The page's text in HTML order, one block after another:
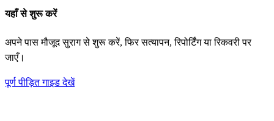
यहाँ से शुरू करें
अपने पास मौजूद सुराग से शुरू करें, फिर सत्यापन, रिपोर्टिंग या रिकवरी पर
जाएँ।
पूर्ण पीड़ित गाइड देखें